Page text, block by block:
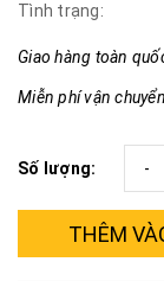
Tình trạng:
Giao hàng toàn
Miễn phí vận
Số lượng: -
THÊM